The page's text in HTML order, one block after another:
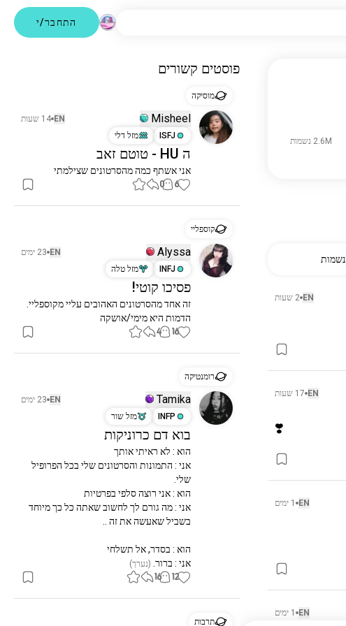
התחבר/י
2.6M נשמות
נשמות
EN 2 שעות
EN 17 שעות
❣️
EN 1 ימים
EN 1 ימים
פוסטים קשורים
מוסיקה
Misheel
EN 14 שעות
ISFJ
מזל דלי
ה HU - טוטם זאב
אני אשתף כמה מהסרטונים שצילמתי
6
0
קוספליי
Alyssa
EN 23 ימים
INFJ
מזל טלה
פסיכו קוטי!
הדמות היא מימי/אושקה
16
4
רומנטיקה
Tamika
EN 23 ימים
INFP
מזל שור
בוא דם כרוניקות
אני : ברור. (נערך)
12
16
תרבות